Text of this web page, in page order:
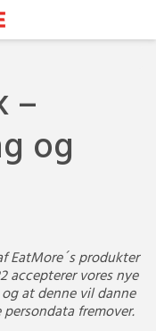
–
og
EatMore´s produkter
accepterer vores nye
at denne vil danne
fremover.